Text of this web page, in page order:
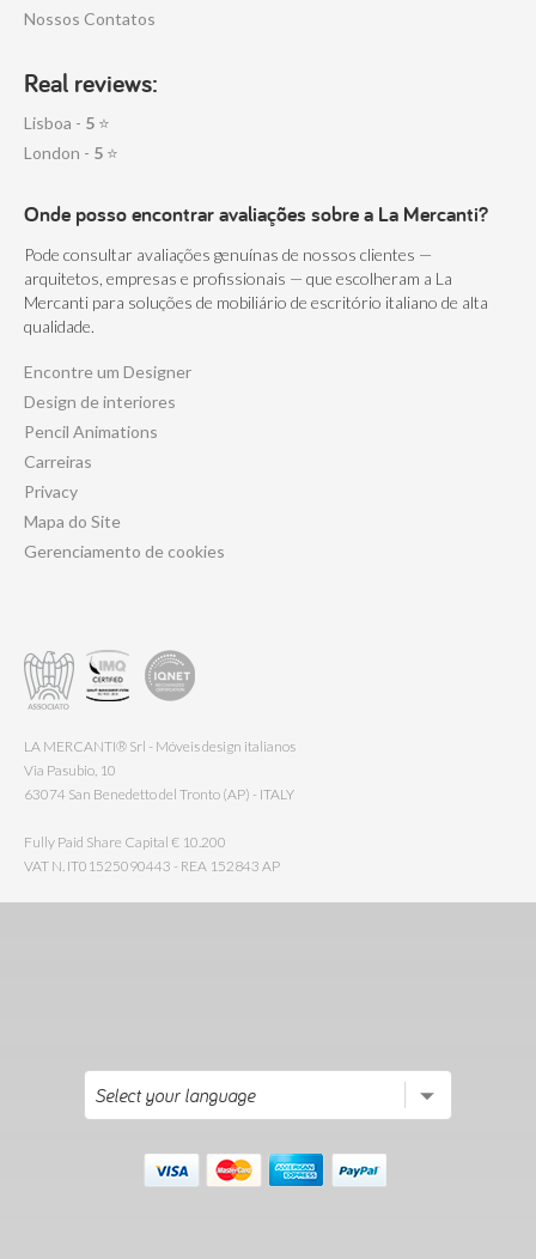
Nossos Contatos
Real reviews:
Lisboa - 5 ⭐
London - 5 ⭐
Onde posso encontrar avaliações sobre a La Mercanti?
Pode consultar avaliações genuínas de nossos clientes —
arquitetos, empresas e profissionais — que escolheram a La
Mercanti para soluções de mobiliário de escritório italiano de alta
qualidade.
Encontre um Designer
Design de interiores
Pencil Animations
Carreiras
Privacy
Mapa do Site
Gerenciamento de cookies
LA MERCANTI® Srl - Móveis design italianos
Via Pasubio, 10
63074 San Benedetto del Tronto (AP) - ITALY
Fully Paid Share Capital € 10.200
VAT N. IT01525090443 - REA 152843 AP